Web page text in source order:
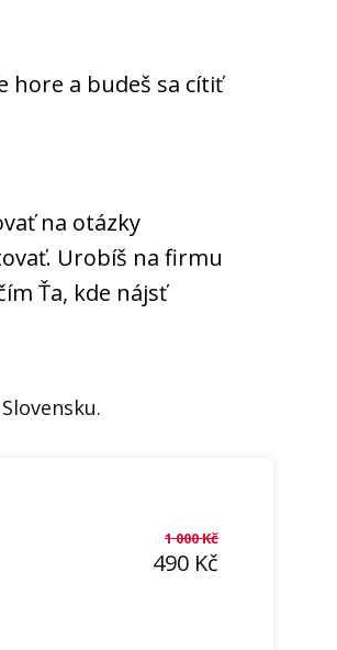
hore a budeš sa cítiť
na otázky
Urobíš na firmu
Ťa, kde nájsť
1 000Kč
490 Kč